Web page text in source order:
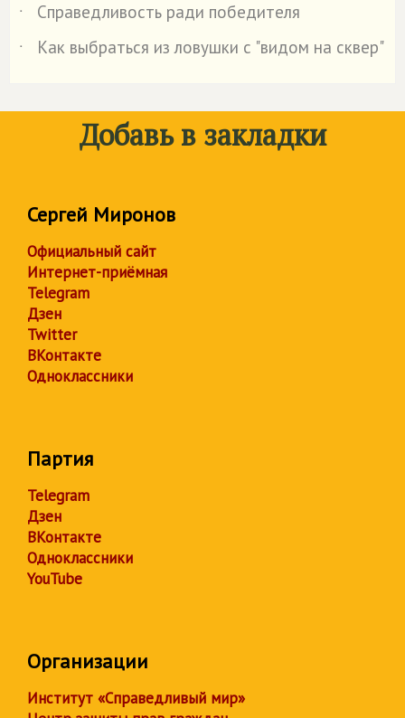
˙
Справедливость ради победителя
˙
Как выбраться из ловушки с "видом на сквер"
Добавь в закладки
Сергей Миронов
Официальный сайт
Интернет-приёмная
Telegram
Дзен
Twitter
ВКонтакте
Одноклассники
Партия
Telegram
Дзен
ВКонтакте
Одноклассники
YouTube
Организации
Институт «Справедливый мир»